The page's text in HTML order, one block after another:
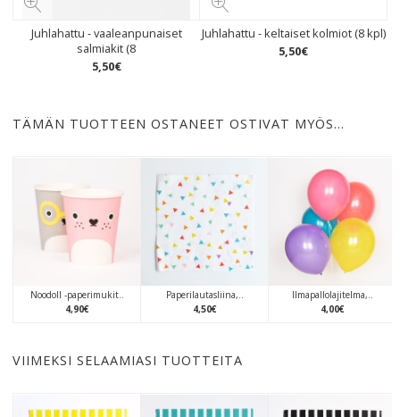
Juhlahattu - vaaleanpunaiset
salmiakit (8
5,50€
Juhlahattu - keltaiset kolmiot (8 kpl)
5,50€
TÄMÄN TUOTTEEN OSTANEET OSTIVAT MYÖS…
Noodoll -paperimukit..
4,90€
Paperilautasliina,..
4,50€
Ilmapallolajitelma,..
4,00€
VIIMEKSI SELAAMIASI TUOTTEITA